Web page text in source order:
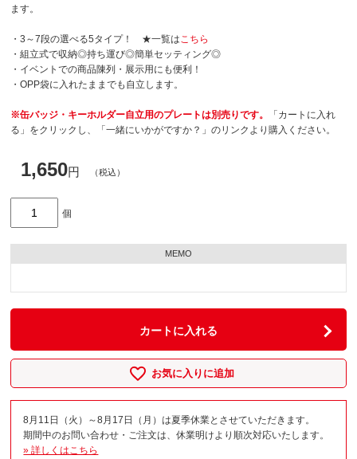
ます。
・3～7段の選べる5タイプ！ ★一覧はこちら
・組立式で収納◎持ち運び◎簡単セッティング◎
・イベントでの商品陳列・展示用にも便利！
・OPP袋に入れたままでも自立します。
※缶バッジ・キーホルダー自立用のプレートは別売りです。
「カートに入れ
る」をクリックし、「一緒にいかがですか？」のリンクより購入ください。
1,650円 （税込）
個
MEMO
カートに入れる
お気に入りに追加
8月11日（火）～8月17日（月）は夏季休業とさせていただきます。
期間中のお問い合わせ・ご注文は、休業明けより順次対応いたします。
» 詳しくはこちら